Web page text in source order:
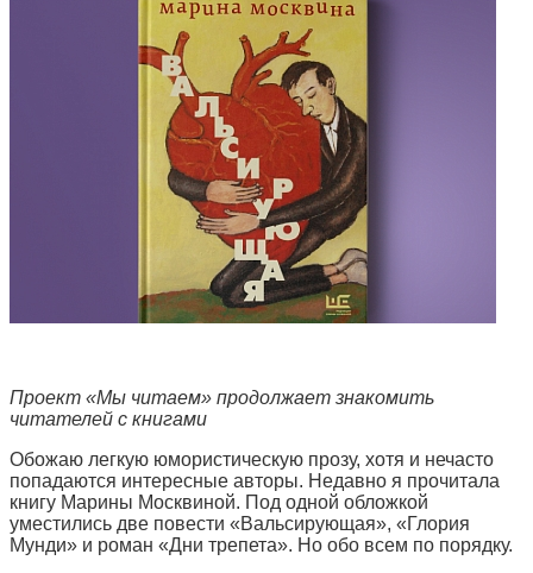
Проект «Мы читаем» продолжает знакомить
читателей с книгами
Обожаю легкую юмористическую прозу, хотя и нечасто
попадаются интересные авторы. Недавно я прочитала
книгу Марины Москвиной. Под одной обложкой
уместились две повести «Вальсирующая», «Глория
Мунди» и роман «Дни трепета». Но обо всем по порядку.